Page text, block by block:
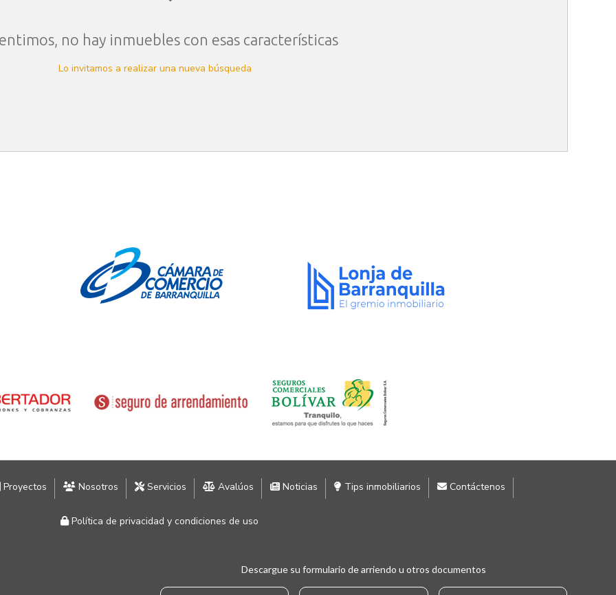
no hay inmuebles con esas características
Lo invitamos a realizar una nueva búsqueda
Proyectos Nosotros Servicios Avalúos Noticias Tips inmobiliarios Contáctenos
Política de privacidad y condiciones de uso
Descargue su formulario de arriendo u otros documentos